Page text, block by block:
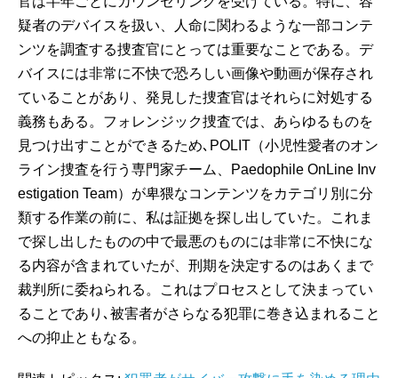
疑者のデバイスを扱い、人命に関わるような一部コンテ
ンツを調査する捜査官にとっては重要なことである。デ
バイスには非常に不快で恐ろしい画像や動画が保存され
ていることがあり、発見した捜査官はそれらに対処する
義務もある。フォレンジック捜査では、あらゆるものを
見つけ出すことができるため､POLIT（小児性愛者のオン
ライン捜査を行う専門家チーム、Paedophile OnLine Inv
estigation Team）が卑猥なコンテンツをカテゴリ別に分
類する作業の前に、私は証拠を探し出していた。これま
で探し出したものの中で最悪のものには非常に不快にな
る内容が含まれていたが、刑期を決定するのはあくまで
裁判所に委ねられる。これはプロセスとして決まってい
ることであり､被害者がさらなる犯罪に巻き込まれること
への抑止ともなる。